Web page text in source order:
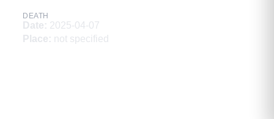
DEATH
Date: 2025-04-07
Place: not specified